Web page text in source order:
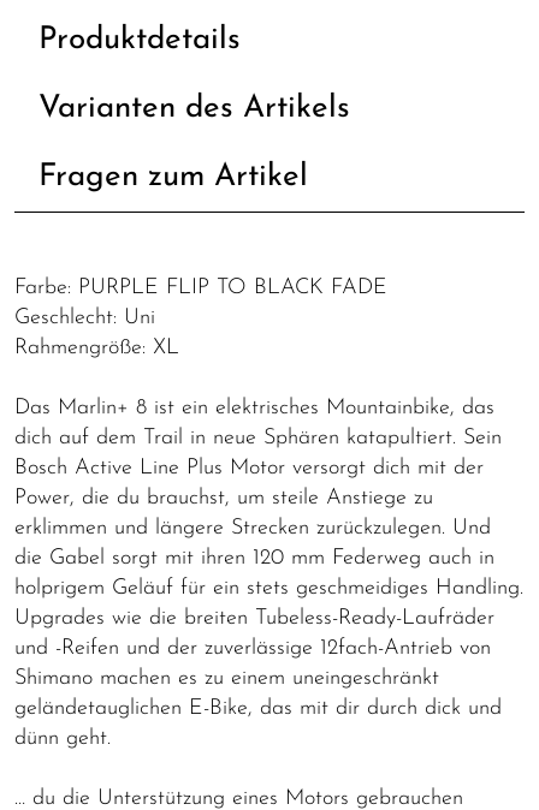
Produktdetails
Varianten des Artikels
Fragen zum Artikel
Farbe: PURPLE FLIP TO BLACK FADE
Geschlecht: Uni
Rahmengröße: XL
Das Marlin+ 8 ist ein elektrisches Mountainbike, das
dich auf dem Trail in neue Sphären katapultiert. Sein
Bosch Active Line Plus Motor versorgt dich mit der
Power, die du brauchst, um steile Anstiege zu
erklimmen und längere Strecken zurückzulegen. Und
die Gabel sorgt mit ihren 120 mm Federweg auch in
holprigem Geläuf für ein stets geschmeidiges Handling.
Upgrades wie die breiten Tubeless-Ready-Laufräder
und -Reifen und der zuverlässige 12fach-Antrieb von
Shimano machen es zu einem uneingeschränkt
geländetauglichen E-Bike, das mit dir durch dick und
dünn geht.
… du die Unterstützung eines Motors gebrauchen